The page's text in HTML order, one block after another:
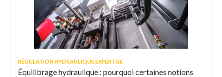
RÉGULATION HYDRAULIQUE EXPERTISE
Équilibrage hydraulique : pourquoi certaines notions